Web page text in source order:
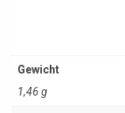
Gewicht
1,46 g